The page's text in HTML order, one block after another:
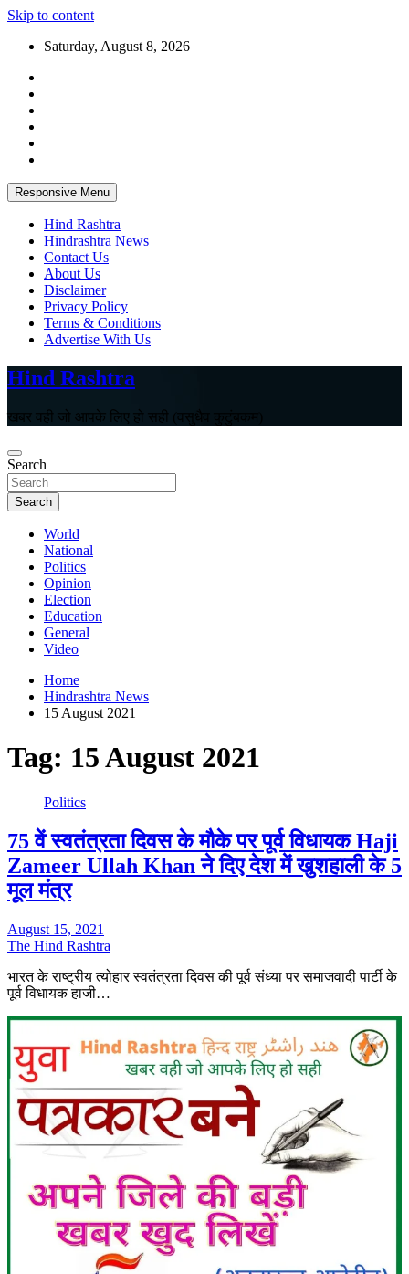
Skip to content
Saturday, August 8, 2026
Responsive Menu
Hind Rashtra
Hindrashtra News
Contact Us
About Us
Disclaimer
Privacy Policy
Terms & Conditions
Advertise With Us
Hind Rashtra
खबर वही जो आपके लिए हो सही (वसुधैव कुटुंबकम)
Search
Search
World
National
Politics
Opinion
Election
Education
General
Video
Home
Hindrashtra News
15 August 2021
Tag: 15 August 2021
Politics
75 वें स्वतंत्रता दिवस के मौके पर पूर्व विधायक Haji
Zameer Ullah Khan ने दिए देश में खुशहाली के 5
मूल मंत्र
August 15, 2021
The Hind Rashtra
भारत के राष्ट्रीय त्योहार स्वतंत्रता दिवस की पूर्व संध्या पर समाजवादी पार्टी के
पूर्व विधायक हाजी…